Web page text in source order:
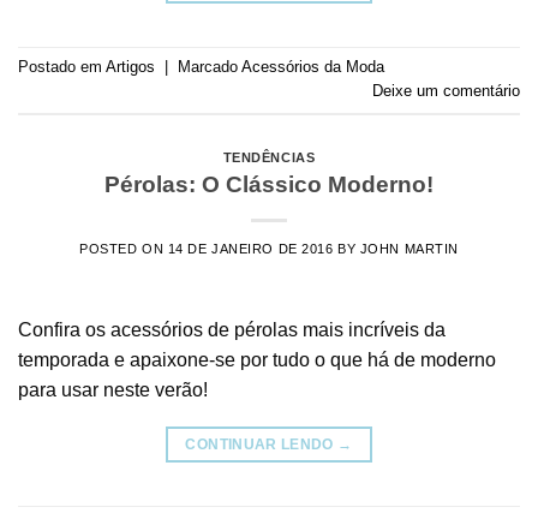
Postado em Artigos Marcado Acessórios da Moda
Deixe um comentário
TENDÊNCIAS
Pérolas: O Clássico Moderno!
POSTED ON 14 DE JANEIRO DE 2016 BY JOHN MARTIN
Confira os acessórios de pérolas mais incríveis da
temporada e apaixone-se por tudo o que há de moderno
para usar neste verão!
CONTINUAR LENDO →